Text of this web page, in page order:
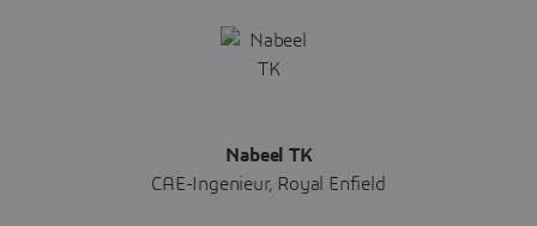
Nabeel TK
CAE-Ingenieur, Royal Enfield